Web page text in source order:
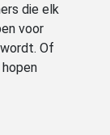
die elk
voor
Of